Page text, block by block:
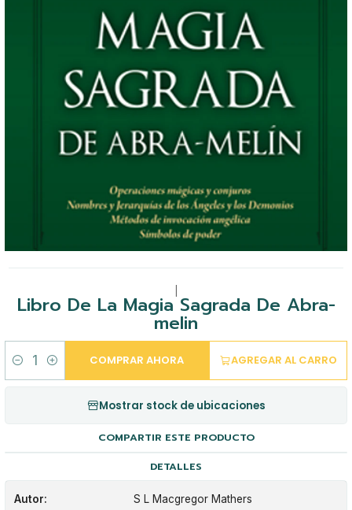
Libro De La Magia Sagrada De Abra-
melin
Cantidad
AGREGAR AL CARRO
COMPRAR AHORA
Mostrar stock de ubicaciones
COMPARTIR ESTE PRODUCTO
DETALLES
Autor: S L Macgregor Mathers